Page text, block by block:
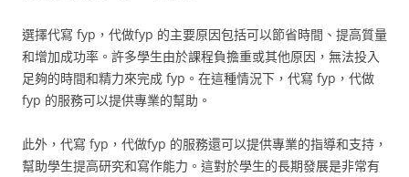
選擇代寫 fyp，代做fyp 的主要原因包括可以節省時間、提高質量
和增加成功率。許多學生由於課程負擔重或其他原因，無法投入
足夠的時間和精力來完成 fyp。在這種情況下，代寫 fyp，代做
fyp 的服務可以提供專業的幫助。
此外，代寫 fyp，代做fyp 的服務還可以提供專業的指導和支持，
幫助學生提高研究和寫作能力。這對於學生的長期發展是非常有